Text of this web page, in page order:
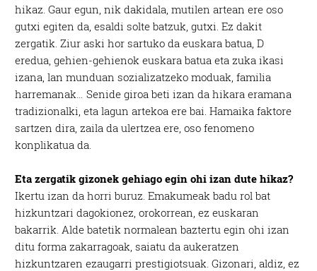
hikaz. Gaur egun, nik dakidala, mutilen artean ere oso
gutxi egiten da, esaldi solte batzuk, gutxi. Ez dakit
zergatik. Ziur aski hor sartuko da euskara batua, D
eredua, gehien-gehienok euskara batua eta zuka ikasi
izana, lan munduan sozializatzeko moduak, familia
harremanak… Senide giroa beti izan da hikara eramana
tradizionalki, eta lagun artekoa ere bai. Hamaika faktore
sartzen dira, zaila da ulertzea ere, oso fenomeno
konplikatua da.
Eta zergatik gizonek gehiago egin ohi izan dute hikaz?
Ikertu izan da horri buruz. Emakumeak badu rol bat
hizkuntzari dagokionez, orokorrean, ez euskaran
bakarrik. Alde batetik normalean baztertu egin ohi izan
ditu forma zakarragoak, saiatu da aukeratzen
hizkuntzaren ezaugarri prestigiotsuak. Gizonari, aldiz, ez